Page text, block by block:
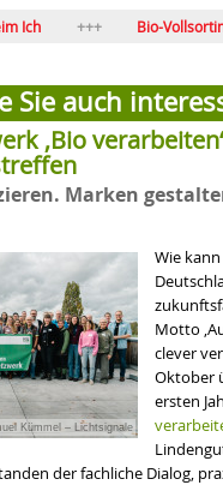
Bio-Vollsortiment im
Sie auch
‚Bio
Marken
Kümmel – Lichtsignale
Wie
Motto
clever
Oktober
ersten
der fachliche Dialog,